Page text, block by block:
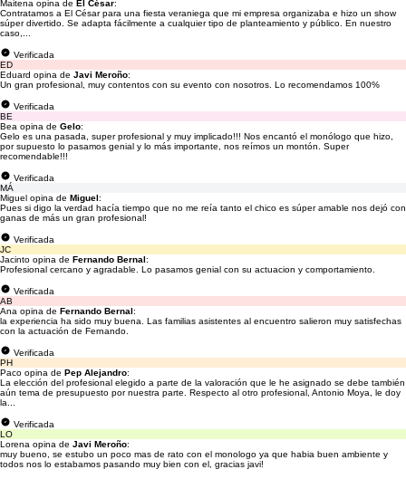
Maitena opina de El César:
Contratamos a El César para una fiesta veraniega que mi empresa organizaba e hizo un show
súper divertido. Se adapta fácilmente a cualquier tipo de planteamiento y público. En nuestro
caso,...
Verificada
ED
Eduard opina de Javi Meroño:
Un gran profesional, muy contentos con su evento con nosotros. Lo recomendamos 100%
Verificada
BE
Bea opina de Gelo:
Gelo es una pasada, super profesional y muy implicado!!! Nos encantó el monólogo que hizo,
por supuesto lo pasamos genial y lo más importante, nos reímos un montón. Super
recomendable!!!
Verificada
MÁ
Miguel opina de Miguel:
Pues si digo la verdad hacía tiempo que no me reía tanto el chico es súper amable nos dejó con
ganas de más un gran profesional!
Verificada
JC
Jacinto opina de Fernando Bernal:
Profesional cercano y agradable. Lo pasamos genial con su actuacion y comportamiento.
Verificada
AB
Ana opina de Fernando Bernal:
la experiencia ha sido muy buena. Las familias asistentes al encuentro salieron muy satisfechas
con la actuación de Fernando.
Verificada
PH
Paco opina de Pep Alejandro:
La elección del profesional elegido a parte de la valoración que le he asignado se debe también
aún tema de presupuesto por nuestra parte. Respecto al otro profesional, Antonio Moya, le doy
la...
Verificada
LO
Lorena opina de Javi Meroño:
muy bueno, se estubo un poco mas de rato con el monologo ya que habia buen ambiente y
todos nos lo estabamos pasando muy bien con el, gracias javi!